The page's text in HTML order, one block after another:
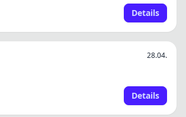
Details
28.04.
Details